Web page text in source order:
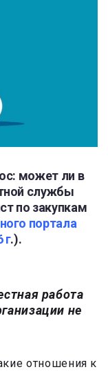
может ли в
службы
по закупкам
портала
г.).
работа
не
отношения к